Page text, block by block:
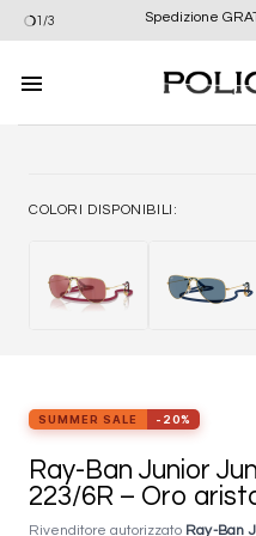
Salta
ai
contenuti
1/3 Spedizione
COLORI DISPONIBILI:
SUMMER SALE -20%
Ray-Ban Junior
223/6R – Oro
Rivenditore autorizzato Ray-Ban